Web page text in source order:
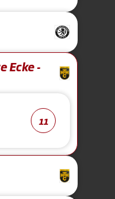
Ecke -
11